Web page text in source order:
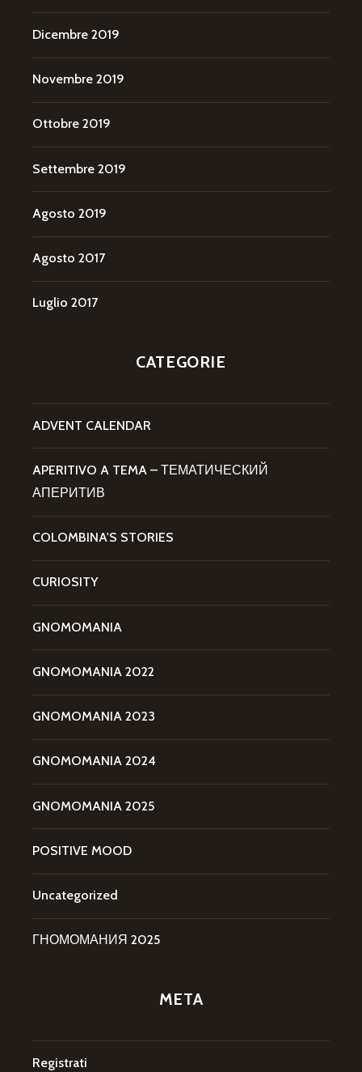
Dicembre 2019
Novembre 2019
Ottobre 2019
Settembre 2019
Agosto 2019
Agosto 2017
Luglio 2017
CATEGORIE
ADVENT CALENDAR
APERITIVO A TEMA – ТЕМАТИЧЕСКИЙ
АПЕРИТИВ
COLOMBINA'S STORIES
CURIOSITY
GNOMOMANIA
GNOMOMANIA 2022
GNOMOMANIA 2023
GNOMOMANIA 2024
GNOMOMANIA 2025
POSITIVE MOOD
Uncategorized
ГНОМОМАНИЯ 2025
META
Registrati